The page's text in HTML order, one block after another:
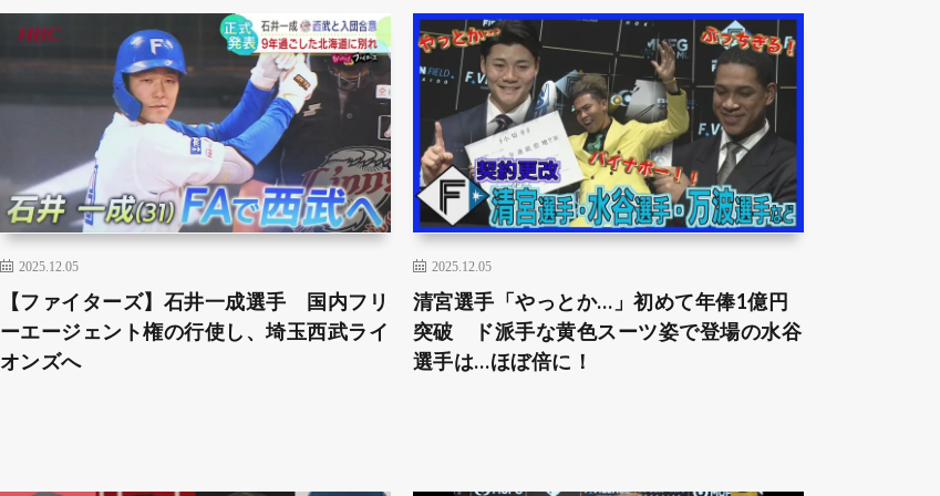
2025.12.05
【ファイターズ】石井一成選手 国内フリ
ーエージェント権の行使し、埼玉西武ライ
オンズへ
2025.12.05
清宮選手「やっとか…」初めて年俸1億円
突破 ド派手な黄色スーツ姿で登場の水谷
選手は…ほぼ倍に！